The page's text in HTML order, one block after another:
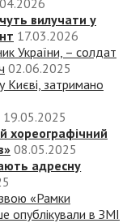
вилучати у
17.03.2026
України, – солдат
02.06.2025
Києві, затримано
19.05.2025
хореографічний
08.05.2025
адресну
«‎Рамки
опублікували в ЗМІ